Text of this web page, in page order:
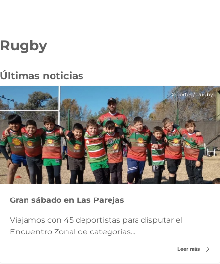
Rugby
Últimas noticias
Deportes / Rugby
Gran sábado en Las Parejas
Viajamos con 45 deportistas para disputar el
Encuentro Zonal de categorías...
Leer más